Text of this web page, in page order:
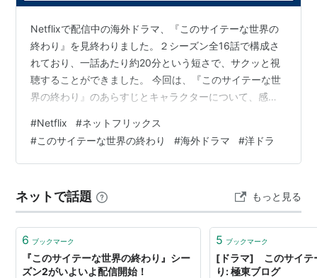
Netflixで配信中の海外ドラマ、『このサイテーな世界の
終わり』を見終わりました。２シーズン全16話で構成さ
れており、一話あたり約20分という短さで、サクッと視
聴することができました。 今回は、『このサイテーな世
界の終わり』のあらすじとキャラクターについて、感想
のキャラクターについて言及することが難しかったた
め、独断と偏見で何人か選んだうえで感想を記載してい
ます。 ※この記事には、ドラマ『このサイテーな世界の
了承ください。 あらすじ キャラクター紹介 ジェームズ
アリッサ フィル ボニー こん…
#Netflix #ネットフリックス
#このサイテーな世界の終わり #海外ドラマ #洋ドラ
ネットで話題 もっと見る
6 ブックマーク
『このサイテーな世界の終わり』シー
ズン2がいよいよ配信開始！
5 ブックマーク
[ドラマ] このサイテ
り: 極東ブログ